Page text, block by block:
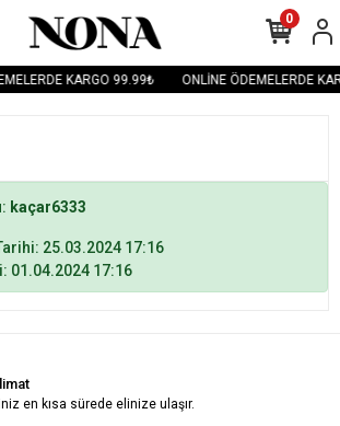
KARGO 99.99₺ ONLİNE ÖDEMELERDE
0
kaçar6333
25.03.2024 17:16
01.04.2024 17:16
en kısa sürede elinize ulaşır.